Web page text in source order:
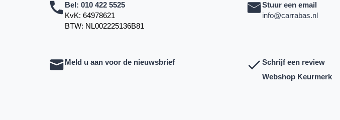
Bel: 010 422 5525
KvK: 64978621
BTW: NL002225136B81
Stuur een email
info@carrabas.nl
Meld u aan voor de nieuwsbrief
Schrijf een review
Webshop Keurmerk